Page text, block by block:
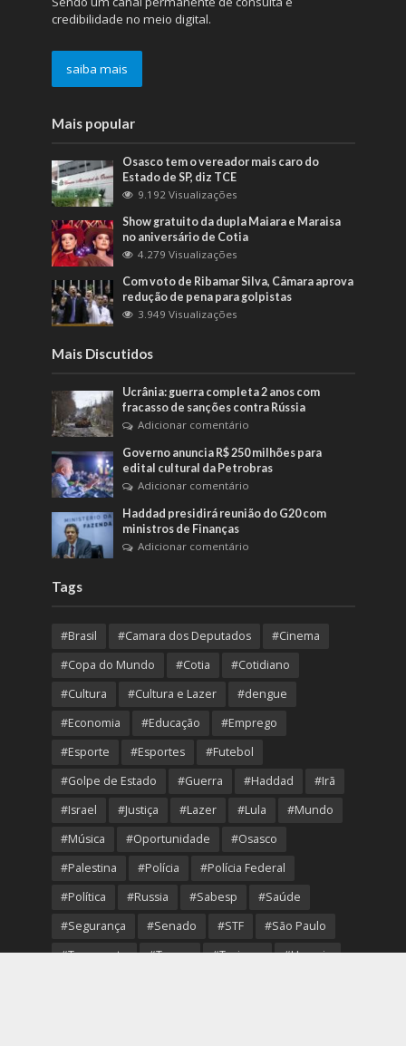
credibilidade no meio digital.
saiba mais
Mais popular
Osasco tem o vereador mais caro do
Estado de SP, diz TCE
9.192 Visualizações
Show gratuito da dupla Maiara e Maraisa
no aniversário de Cotia
4.279 Visualizações
Com voto de Ribamar Silva, Câmara aprova
redução de pena para golpistas
3.949 Visualizações
Mais Discutidos
Ucrânia: guerra completa 2 anos com
fracasso de sanções contra Rússia
Adicionar comentário
Governo anuncia R$ 250 milhões para
edital cultural da Petrobras
Adicionar comentário
Haddad presidirá reunião do G20 com
ministros de Finanças
Adicionar comentário
Tags
#Brasil #Camara dos Deputados
#Cinema
#Copa do Mundo
#Cotia
#Cotidiano
#Cultura
#Cultura e Lazer
#dengue
#Economia
#Educação
#Emprego
#Esporte
#Esportes
#Futebol
#Golpe de Estado
#Guerra #Haddad
#Irã
#Israel
#Justiça #Lazer #Lula
#Mundo
#Música
#Oportunidade
#Osasco
#Palestina
#Polícia
#Polícia Federal
#Política
#Russia #Sabesp
#Saúde
#Segurança
#Senado #STF
#São Paulo
#Transporte
#Trump #Turismo
#Ucrania